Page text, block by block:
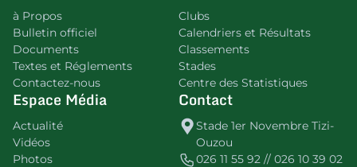
à Propos
Bulletin officiel
Documents
Textes et Réglements
Contactez-nous
Clubs
Calendriers et Résultats
Classements
Stades
Centre des Statistiques
Espace Média
Actualité
Vidéos
Photos
Contact
Stade 1er Novembre Tizi-
Ouzou
026 11 55 92 // 026 10 39 02